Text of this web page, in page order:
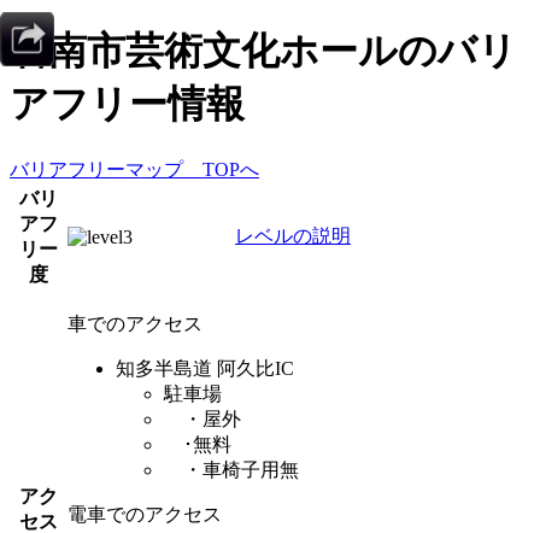
碧南市芸術文化ホールのバリ
アフリー情報
バリアフリーマップ TOPへ
バリ
アフ
リー
度
レベルの説明
アク
セス
車でのアクセス
知多半島道 阿久比IC
駐車場
・屋外
･無料
・車椅子用無
電車でのアクセス